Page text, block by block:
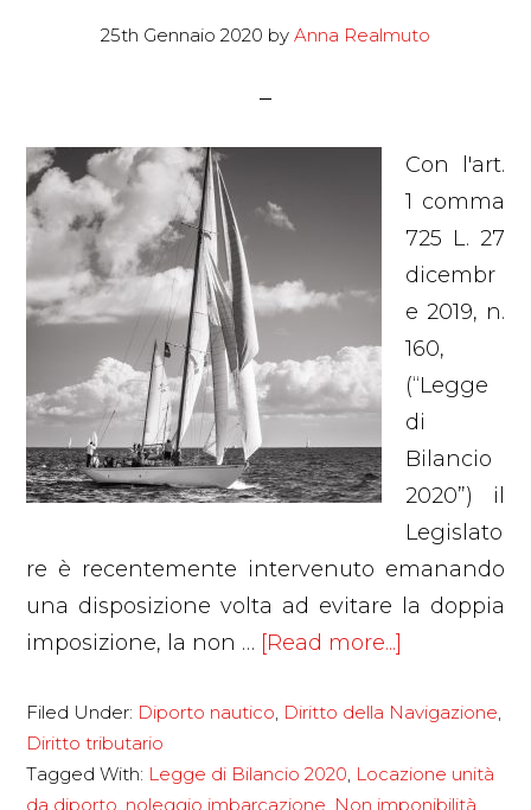
25th Gennaio 2020 by Anna Realmuto
Con l'art.
1 comma
725 L. 27
dicembr
e 2019, n.
160,
(“Legge
di
Bilancio
2020”) il
Legislato
re è recentemente intervenuto emanando
una disposizione volta ad evitare la doppia
imposizione, la non … [Read more...]
IVA
tema
Filed Under: Diporto nautico, Diritto della Navigazione,
Diritto tributario
Tagged With: Legge di Bilancio 2020, Locazione unità
da diporto noleggio imbarcazione Non imponibilità